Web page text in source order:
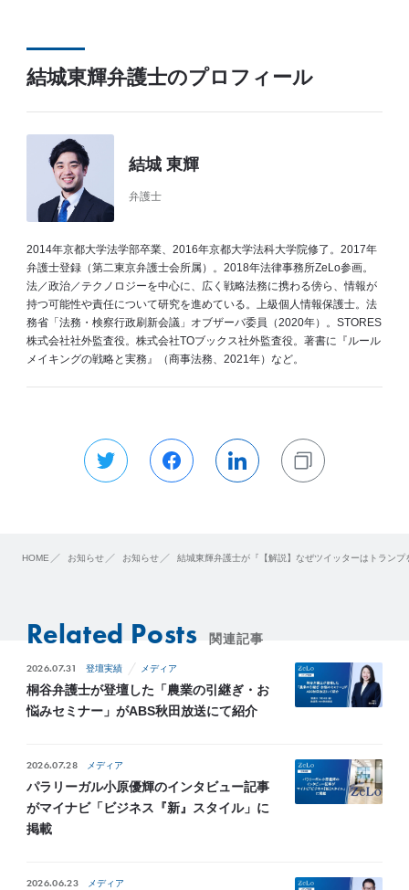
結城東輝弁護士のプロフィール
結城 東輝
弁護士
2014年京都大学法学部卒業、2016年京都大学法科大学院修了。2017年
弁護士登録（第二東京弁護士会所属）。2018年法律事務所ZeLo参画。
法／政治／テクノロジーを中心に、広く戦略法務に携わる傍ら、情報が
持つ可能性や責任について研究を進めている。上級個人情報保護士。法
務省「法務・検察行政刷新会議」オブザーバ委員（2020年）。STORES
株式会社社外監査役。株式会社TOブックス社外監査役。著書に『ルール
メイキングの戦略と実務』（商事法務、2021年）など。
HOME お知らせ お知らせ 結城東輝弁護士が『【解説】なぜツイッターはトラン
Related Posts 関連記事
2026.07.31 登壇実績 メディア
桐谷弁護士が登壇した「農業の引継ぎ・お
悩みセミナー」がABS秋田放送にて紹介
2026.07.28 メディア
パラリーガル小原優輝のインタビュー記事
がマイナビ「ビジネス『新』スタイル」に
掲載
2026.06.23 メディア